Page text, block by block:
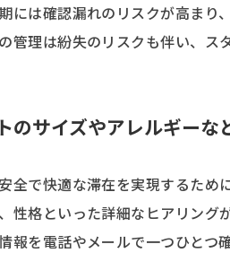
には確認漏れのリスクが高まり
管理は紛失のリスクも伴い、ス
のサイズやアレルギーな
全で快適な滞在を実現するため
性格といった詳細なヒアリング
報を電話やメールで一つひとつ